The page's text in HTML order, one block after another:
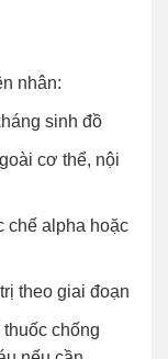
nhân:
sinh đồ
cơ thể, nội
chế alpha hoặc
theo giai đoạn
chống